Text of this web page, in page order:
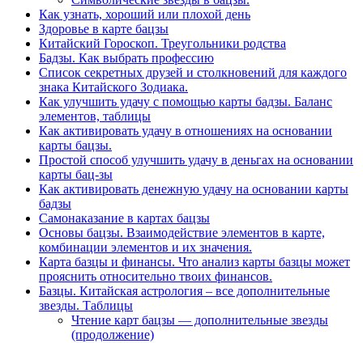
Как узнать, хороший или плохой день
Здоровье в карте бацзы
Китайский Гороскоп. Треугольники родства
Бадзы. Как выбрать профессию
Список секретных друзей и cтолкновений для каждого
знака Китайского Зодиака.
Как улучшить удачу с помощью карты бадзы. Баланс
элементов, таблицы
Как активировать удачу в отношениях на основании
карты бацзы.
Простой способ улучшить удачу в деньгах на основании
карты бац-зы
Как активировать денежную удачу на основании карты
бадзы
Самонаказание в картах бацзы
Основы бацзы. Взаимодействие элементов в карте,
комбинации элементов и их значения.
Карта базцы и финансы. Что анализ карты базцы может
прояснить относительно твоих финансов.
Базцы. Китайская астрология – все дополнительные
звезды. Таблицы
Чтение карт бацзы — дополнительные звезды
(продолжение)